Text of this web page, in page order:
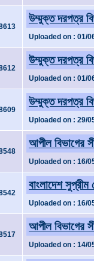
উম্মুক্ত দরপত্র
Uploaded on : 01/
উম্মুক্ত দরপত্র
Uploaded on : 01/
উম্মুক্ত দরপত্র
Uploaded on : 29/
আপীল বিভাগের
Uploaded on : 16/
বাংলাদেশ
Uploaded on : 16/
আপীল বিভাগের
Uploaded on : 14/